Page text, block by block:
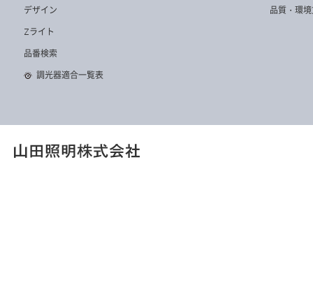
デザイン
Zライト
品番検索
調光器適合一覧表
品質・環